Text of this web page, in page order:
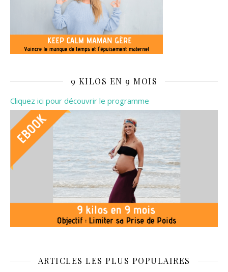
9 KILOS EN 9 MOIS
Cliquez ici pour découvrir le programme
ARTICLES LES PLUS POPULAIRES